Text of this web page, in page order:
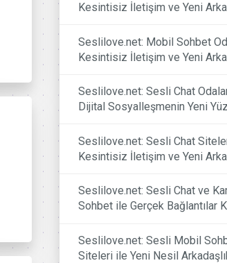
Kesintisiz İletişim ve Yeni
Seslilove.net: Mobil Sohbet
Kesintisiz İletişim ve Yeni
Seslilove.net: Sesli Chat
Dijital Sosyalleşmenin Yeni
Seslilove.net: Sesli Chat
Kesintisiz İletişim ve Yeni
Seslilove.net: Sesli Chat ve
Sohbet ile Gerçek Bağlantılar
Seslilove.net: Sesli Mobil
Siteleri ile Yeni Nesil